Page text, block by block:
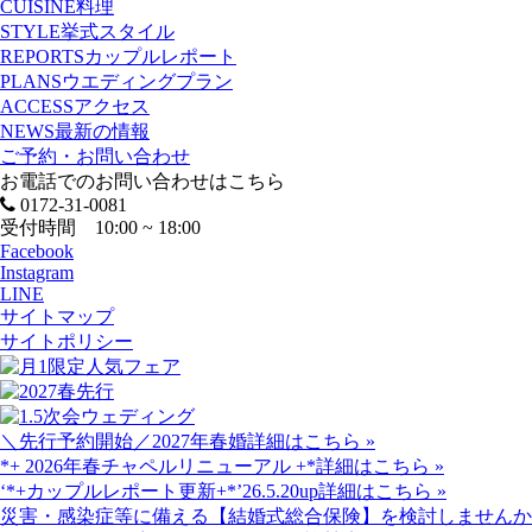
CUISINE料理
STYLE挙式スタイル
REPORTSカップルレポート
PLANSウエディングプラン
ACCESSアクセス
NEWS最新の情報
ご予約・お問い合わせ
お電話でのお問い合わせはこちら
0172-31-0081
受付時間 10:00 ~ 18:00
Facebook
Instagram
LINE
サイトマップ
サイトポリシー
＼先行予約開始／2027年春婚詳細はこちら »
*+ 2026年春チャペルリニューアル +*詳細はこちら »
‘*+カップルレポート更新+*’26.5.20up詳細はこちら »
災害・感染症等に備える【結婚式総合保険】を検討しませんか